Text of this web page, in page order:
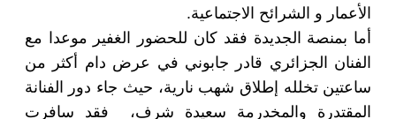
الأعمار و الشرائح الاجتماعية.
أما بمنصة الجديدة فقد كان للحضور الغفير موعدا مع
الفنان الجزائري قادر جابوني في عرض دام أكثر من
ساعتين تخلله إطلاق شهب نارية، حيث جاء دور الفنانة
المقتدرة والمخدرمة سعيدة شرف، فقد سافرت